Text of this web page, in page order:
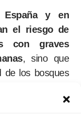
España y en
el riesgo de
con graves
, sino que
de los bosques